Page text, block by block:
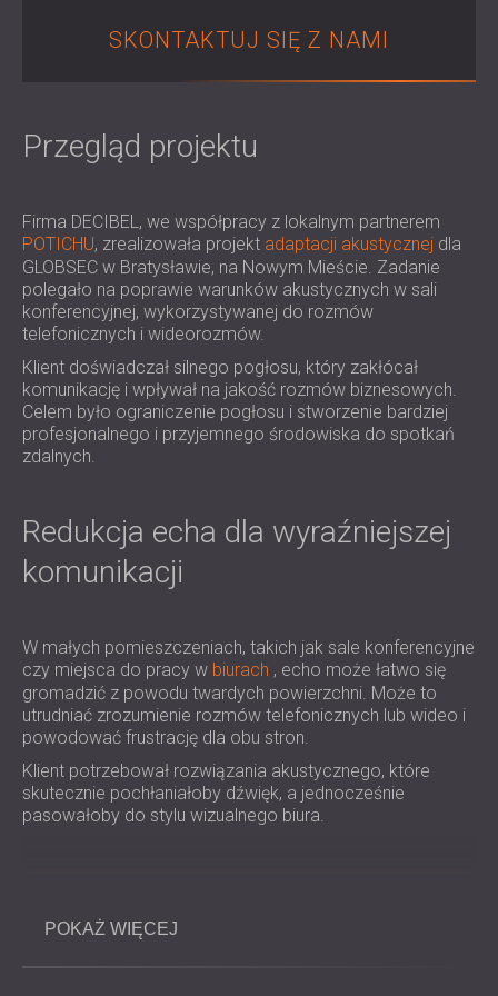
AKUSTYCZNE DLA RESTAURACJI I
AKUSTYCZNE DLA HOTELI
IZOLACJA AKUSTYCZNA I PANELE
ROZWIĄZANIA DŹWIĘKOSZCZELNE I
AKUSTYCZNE DLA POWIERZCHNI
HANDLOWYCH
WYCISZANIE I AKUSTYKA W OBIEKTACH
EDUKACYJNYCH
PANELE DŹWIĘKOCHŁONNE I
AKUSTYCZNE DLA PLACÓWEK SŁUŻBY
ZDROWIA
ROZWIĄZANIA DŹWIĘKOSZCZELNE I
AKUSTYCZNE DLA CENTRÓW DANYCH
FINLAND (FI)
РОССИЯ (RU)
SOUTH AFRICA (ZA)
SKONTAKTUJ SIĘ Z NAMI
Przegląd projektu
Firma DECIBEL, we współpracy z lokalnym partnerem
POTICHU, zrealizowała projekt adaptacji akustycznej dla
GLOBSEC w Bratysławie, na Nowym Mieście. Zadanie
polegało na poprawie warunków akustycznych w sali
konferencyjnej, wykorzystywanej do rozmów
telefonicznych i wideorozmów.
Klient doświadczał silnego pogłosu, który zakłócał
komunikację i wpływał na jakość rozmów biznesowych.
Celem było ograniczenie pogłosu i stworzenie bardziej
profesjonalnego i przyjemnego środowiska do spotkań
zdalnych.
Redukcja echa dla wyraźniejszej
komunikacji
W małych pomieszczeniach, takich jak sale konferencyjne
czy miejsca do pracy w biurach , echo może łatwo się
gromadzić z powodu twardych powierzchni. Może to
utrudniać zrozumienie rozmów telefonicznych lub wideo i
powodować frustrację dla obu stron.
Klient potrzebował rozwiązania akustycznego, które
skutecznie pochłaniałoby dźwięk, a jednocześnie
pasowałoby do stylu wizualnego biura.
Głównym wyzwaniem było ograniczenie echa w małym
POKAŻ WIĘCEJ